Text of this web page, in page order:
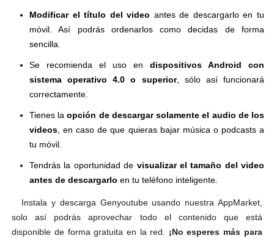
Modificar el título del video antes de descargarlo en tu
móvil. Así podrás ordenarlos como decidas de forma
sencilla.
Se recomienda el uso en dispositivos Android con
sistema operativo 4.0 o superior, sólo así funcionará
correctamente.
Tienes laopción de descargar solamente el audio de los
videos , en caso de que quieras bajar música o podcasts a
tu móvil.
Tendrás la oportunidad de visualizar el tamaño del video
antes de descargarlo en tu teléfono inteligente.
Instala y descarga Genyoutube usando nuestra AppMarket,
solo así podrás aprovechar todo el contenido que está
disponible de forma gratuita en la red.
¡No esperes más para